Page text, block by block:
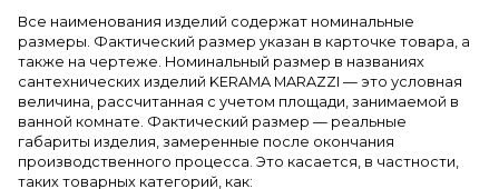
Все наименования изделий содержат номинальные
размеры. Фактический размер указан в карточке товара, а
также на чертеже. Номинальный размер в названиях
сантехнических изделий KERAMA MARAZZI — это условная
величина, рассчитанная с учетом площади, занимаемой в
ванной комнате. Фактический размер — реальные
габариты изделия, замеренные после окончания
производственного процесса. Это касается, в частности,
таких товарных категорий, как: